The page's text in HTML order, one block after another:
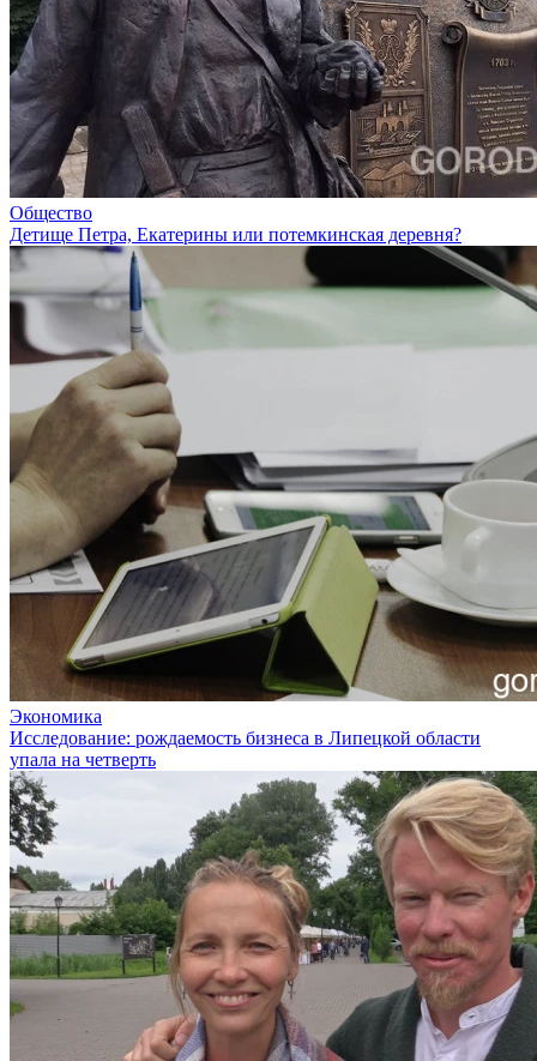
Общество
Детище Петра, Екатерины или потемкинская деревня?
Экономика
Исследование: рождаемость бизнеса в Липецкой области
упала на четверть